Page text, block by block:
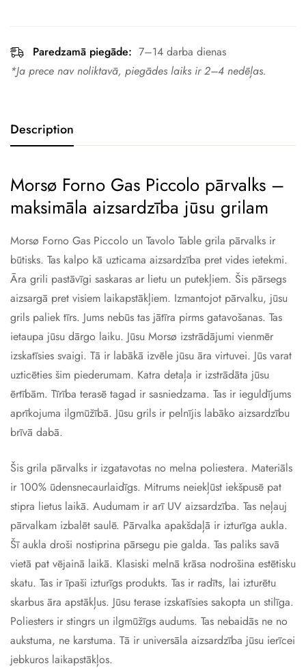
Paredzamā piegāde: 7–14 darba dienas
*Ja prece nav noliktavā, piegādes laiks ir 2–4 nedēļas.
Description
Morsø Forno Gas Piccolo pārvalks –
maksimāla aizsardzība jūsu grilam
Morsø Forno Gas Piccolo un Tavolo Table grila pārvalks ir
būtisks. Tas kalpo kā uzticama aizsardzība pret vides ietekmi.
Āra grili pastāvīgi saskaras ar lietu un putekļiem. Šis pārsegs
aizsargā pret visiem laikapstākļiem. Izmantojot pārvalku, jūsu
grils paliek tīrs. Jums nebūs tas jātīra pirms gatavošanas. Tas
ietaupa jūsu dārgo laiku. Jūsu Morsø izstrādājumi vienmēr
izskatīsies svaigi. Tā ir labākā izvēle jūsu āra virtuvei. Jūs varat
uzticēties šim piederumam. Katra detaļa ir izstrādāta jūsu
ērtībām. Tīrība terasē tagad ir sasniedzama. Tas ir ieguldījums
aprīkojuma ilgmūžībā. Jūsu grils ir pelnījis labāko aizsardzību
brīvā dabā.
Šis grila pārvalks ir izgatavotas no melna poliestera. Materiāls
ir 100% ūdensnecaurlaidīgs. Mitrums neiekļūst iekšpusē pat
stipra lietus laikā. Audumam ir arī UV aizsardzība. Tas neļauj
pārvalkam izbalēt saulē. Pārvalka apakšdaļā ir izturīga aukla.
Šī aukla droši nostiprina pārsegu pie galda. Tas paliks savā
vietā pat vējainā laikā. Klasiski melnā krāsa nodrošina estētisku
skatu. Tas ir īpaši izturīgs produkts. Tas ir radīts, lai izturētu
skarbus āra apstākļus. Jūsu terase izskatīsies sakopta un stilīga.
Poliesters ir stingrs un ilgmūžīgs audums. Tas nebaidās ne no
aukstuma, ne karstuma. Tā ir universāla aizsardzība jūsu ierīcei
jebkuros laikapstākļos.